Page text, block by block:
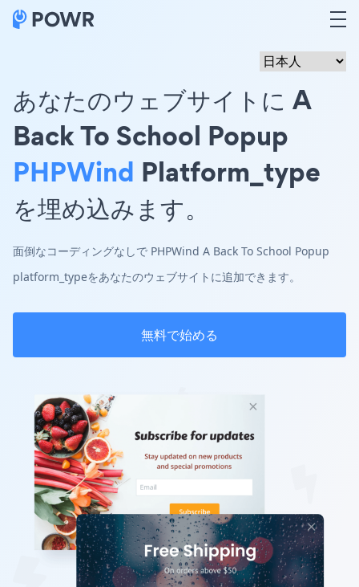
あなたのウェブサイトに A
Back To School Popup
PHPWind Platform_type
を埋め込みます。
面倒なコーディングなしで PHPWind A Back To School Popup
platform_typeをあなたのウェブサイトに追加できます。
無料で始める